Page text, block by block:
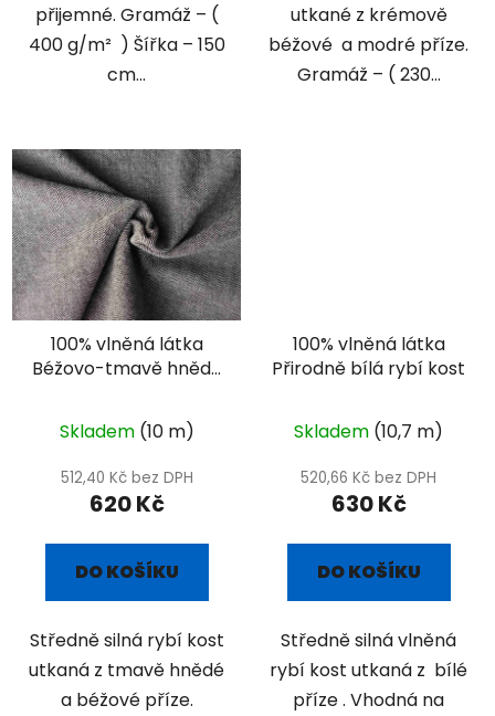
přijemné. Gramáž – (
400 g/m² ) Šířka – 150
cm...
utkané z krémově
béžové a modré příze.
Gramáž – ( 230...
100% vlněná látka
Béžovo-tmavě hnědá
Skladem (10 m)
512,40 Kč bez DPH
620 Kč
DO KOŠÍKU
Středně silná rybí kost
utkaná z tmavě hnědé
a béžové příze.
100% vlněná látka
Přirodně bílá rybí kost
Skladem (10,7 m)
520,66 Kč bez DPH
630 Kč
DO KOŠÍKU
Středně silná vlněná
rybí kost utkaná z bílé
příze . Vhodná na